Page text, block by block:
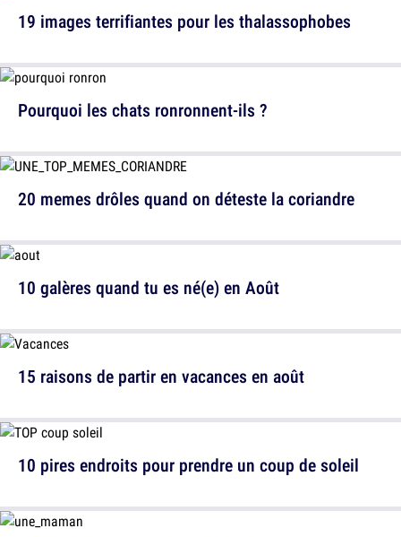
Pourquoi les chats ronronnent-ils ?
10 galères quand tu es né(e) en Août
10 pires endroits pour prendre un coup de soleil
19 images terrifiantes pour les thalassophobes
20 memes drôles quand on déteste la coriandre
15 raisons de partir en vacances en août